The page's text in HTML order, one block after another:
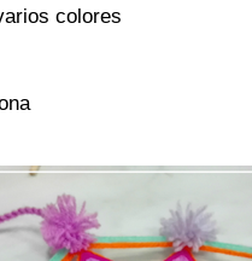
colores